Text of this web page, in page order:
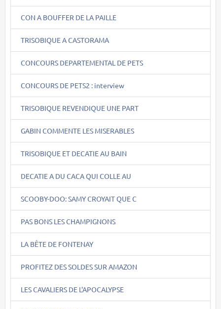
CON A BOUFFER DE LA PAILLE
TRISOBIQUE A CASTORAMA
CONCOURS DEPARTEMENTAL DE PETS
CONCOURS DE PETS2 : interview
TRISOBIQUE REVENDIQUE UNE PART
GABIN COMMENTE LES MISERABLES
TRISOBIQUE ET DECATIE AU BAIN
DECATIE A DU CACA QUI COLLE AU
SCOOBY-DOO: SAMY CROYAIT QUE C
PAS BONS LES CHAMPIGNONS
LA BÊTE DE FONTENAY
PROFITEZ DES SOLDES SUR AMAZON
LES CAVALIERS DE L'APOCALYPSE